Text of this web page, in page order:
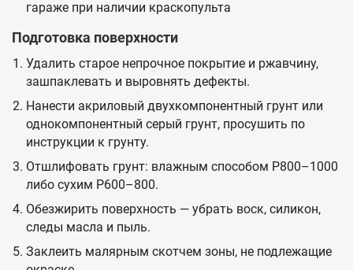
гараже при наличии краскопульта
Подготовка поверхности
Удалить старое непрочное покрытие и ржавчину,
зашпаклевать и выровнять дефекты.
Нанести акриловый двухкомпонентный грунт или
однокомпонентный серый грунт, просушить по
инструкции к грунту.
Отшлифовать грунт: влажным способом P800–1000
либо сухим P600–800.
Обезжирить поверхность — убрать воск, силикон,
следы масла и пыль.
Заклеить малярным скотчем зоны, не подлежащие